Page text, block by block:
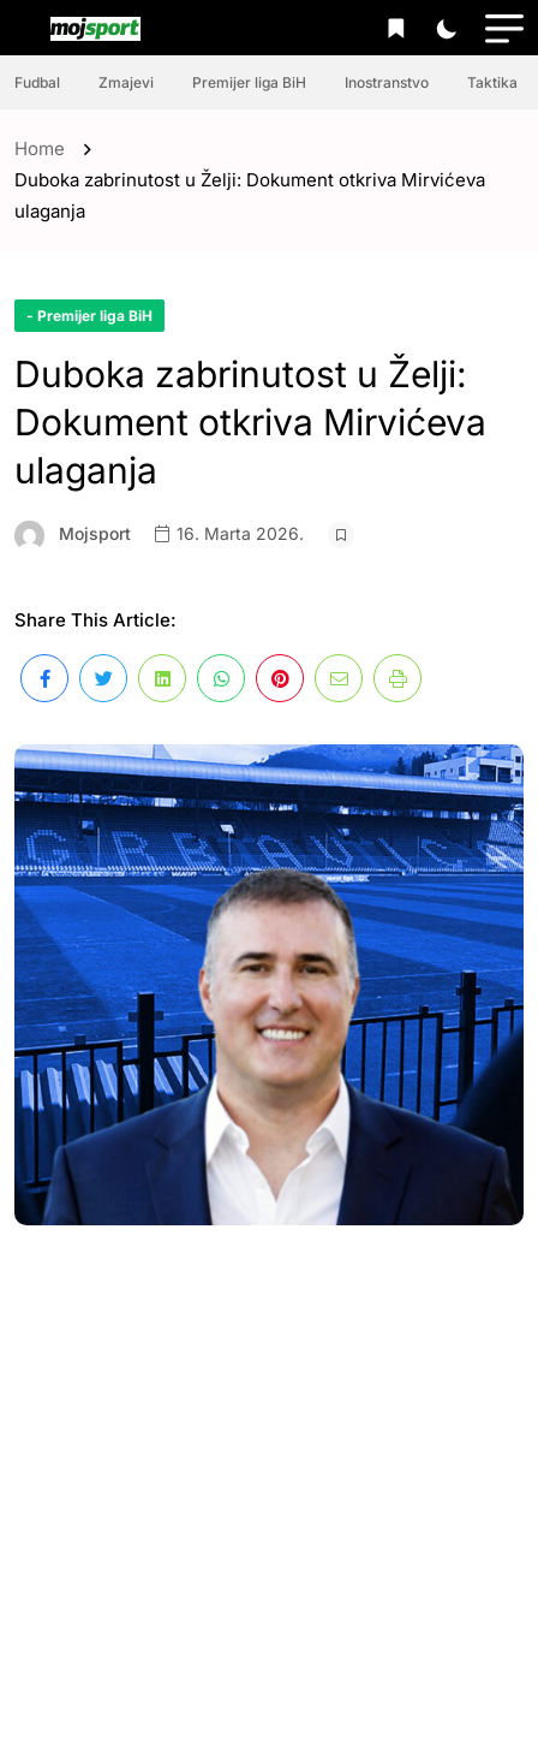
Fudbal Zmajevi Premijer liga BiH Inostranstvo Taktika
Home
Duboka zabrinutost u Želji: Dokument otkriva Mirvićeva
ulaganja
- Premijer liga BiH
Duboka zabrinutost u Želji:
Dokument otkriva Mirvićeva
ulaganja
Mojsport 16. Marta 2026.
Share This Article: